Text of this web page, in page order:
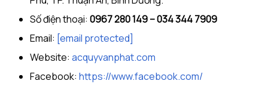
Số điện thoại: 0967 280 149 – 034 344 7909
Email: [email protected]
Website: acquyvanphat.com
Facebook: https://www.facebook.com/